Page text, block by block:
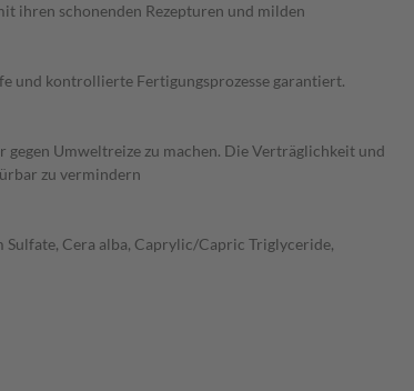
ihren schonenden Rezepturen und milden
und kontrollierte Fertigungsprozesse garantiert.
Umweltreize zu machen. Die Verträglichkeit und
zu vermindern
Cera alba, Caprylic/Capric Triglyceride,